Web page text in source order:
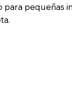
pequeñas